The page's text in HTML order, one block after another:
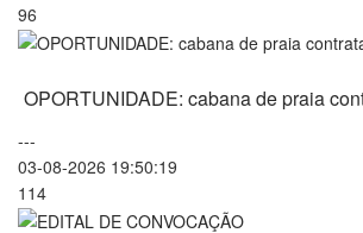
96
OPORTUNIDADE: cabana de praia
---
03-08-2026 19:50:19
114